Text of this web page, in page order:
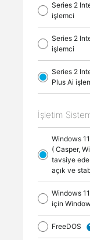
Series 2
işlemci
Series 2
işlemci
Series 2
Plus Ai
İşletim
Windows
( Casper,
tavsiye
açık ve
Windows
için
FreeDOS